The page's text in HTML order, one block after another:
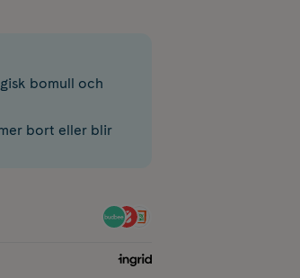
bomull och
bort eller blir